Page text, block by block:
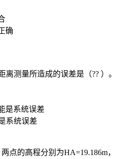
确
离测量所造成的误差是（?? ）。
是系统误差
系统误差
点的高程分别为HA=19.186m，